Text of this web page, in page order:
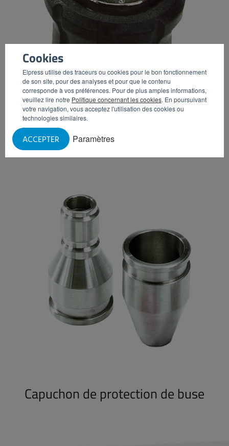
Cookies
Elpress utilise des traceurs ou cookies pour le bon fonctionnement
de son site, pour des analyses et pour que le contenu
corresponde à vos préférences. Pour de plus amples informations,
veuillez lire notre Politique concernant les cookies. En poursuivant
votre navigation, vous acceptez l'utilisation des cookies ou
technologies similaires.
Paramètres
ACCEPTERSupport buse Combi
Capuchon de protection de buse